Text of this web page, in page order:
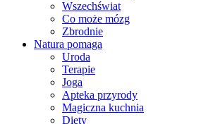
Wszechświat
Co może mózg
Zbrodnie
Natura pomaga
Uroda
Terapie
Joga
Apteka przyrody
Magiczna kuchnia
Diety